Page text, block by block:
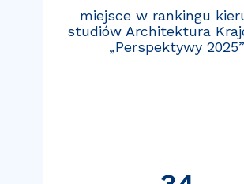
miejsce w rankingu
studiów Architektura
„Perspektywy 2025”